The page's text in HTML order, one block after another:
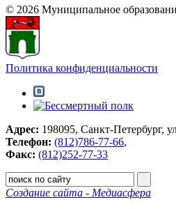
© 2026 Муниципальное
Политика конфиденциальности
Адрес: 198095, Санкт-Петербург,
Телефон: (812)786-77-66,
Факс: (812)252-77-33
Создание сайта - Медиасфера